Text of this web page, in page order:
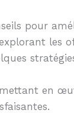
pour
les
en